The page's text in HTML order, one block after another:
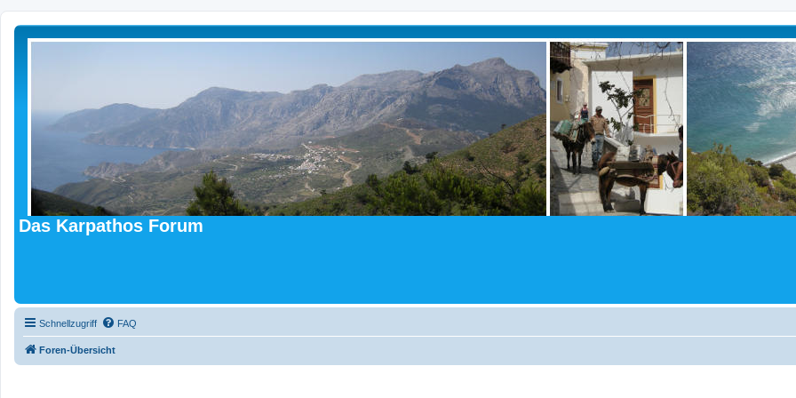
Das Karpathos Forum
Schnellzugriff FAQ
Foren-Übersicht